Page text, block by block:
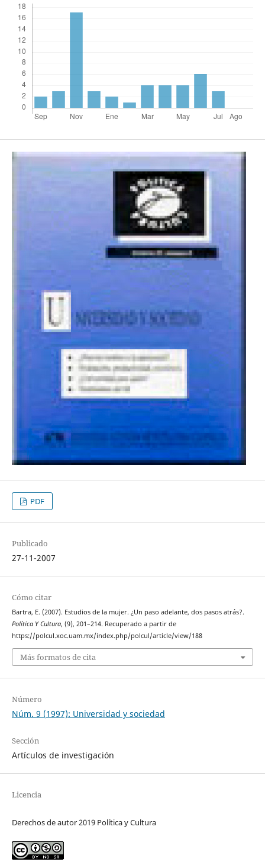
PDF
Publicado
27-11-2007
Cómo citar
Bartra, E. (2007). Estudios de la mujer. ¿Un paso adelante, dos pasos atrás?.
Política Y Cultura, (9), 201–214. Recuperado a partir de
https://polcul.xoc.uam.mx/index.php/polcul/article/view/188
Más formatos de cita
Número
Núm. 9 (1997): Universidad y sociedad
Sección
Artículos de investigación
Licencia
Derechos de autor 2019 Política y Cultura